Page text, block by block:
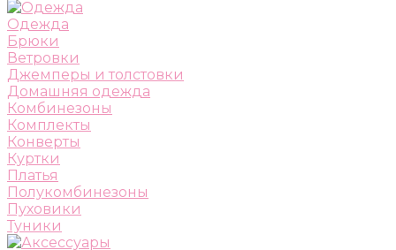
Одежда
Брюки
Ветровки
Джемперы и толстовки
Домашняя одежда
Комбинезоны
Комплекты
Конверты
Куртки
Платья
Полукомбинезоны
Пуховики
Туники